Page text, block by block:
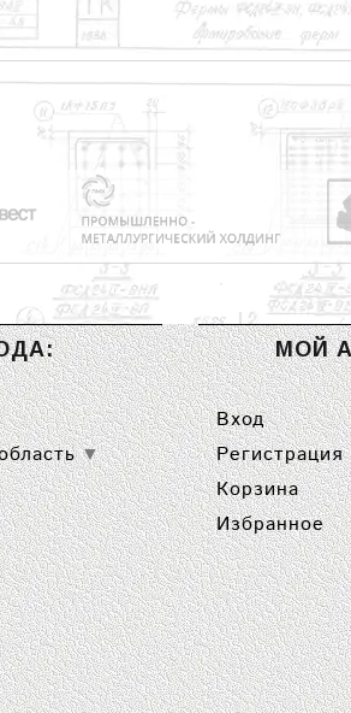
▼
МОЙ
Вход
Регистрация
Корзина
Избранное